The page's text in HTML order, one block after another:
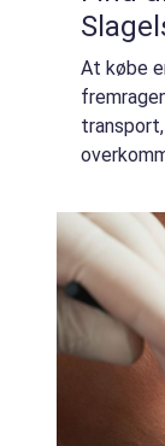
At købe